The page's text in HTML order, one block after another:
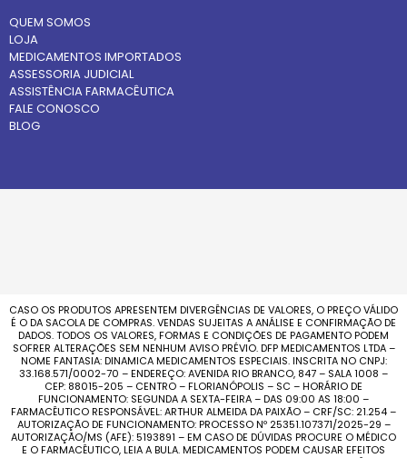
QUEM SOMOS
LOJA
MEDICAMENTOS IMPORTADOS
ASSESSORIA JUDICIAL
ASSISTÊNCIA FARMACÊUTICA
FALE CONOSCO
BLOG
CASO OS PRODUTOS APRESENTEM DIVERGÊNCIAS DE VALORES, O PREÇO VÁLIDO
É O DA SACOLA DE COMPRAS. VENDAS SUJEITAS A ANÁLISE E CONFIRMAÇÃO DE
DADOS. TODOS OS VALORES, FORMAS E CONDIÇÕES DE PAGAMENTO PODEM
SOFRER ALTERAÇÕES SEM NENHUM AVISO PRÉVIO. DFP MEDICAMENTOS LTDA –
NOME FANTASIA: DINAMICA MEDICAMENTOS ESPECIAIS. INSCRITA NO CNPJ:
33.168.571/0002-70 – ENDEREÇO: AVENIDA RIO BRANCO, 847 – SALA 1008 –
CEP: 88015-205 – CENTRO – FLORIANÓPOLIS – SC – HORÁRIO DE
FUNCIONAMENTO: SEGUNDA A SEXTA-FEIRA – DAS 09:00 AS 18:00 –
FARMACÊUTICO RESPONSÁVEL: ARTHUR ALMEIDA DA PAIXÃO – CRF/SC: 21.254 –
AUTORIZAÇÃO DE FUNCIONAMENTO: PROCESSO Nº 25351.107371/2025-29 –
AUTORIZAÇÃO/MS (AFE): 5193891 – EM CASO DE DÚVIDAS PROCURE O MÉDICO
E O FARMACÊUTICO, LEIA A BULA. MEDICAMENTOS PODEM CAUSAR EFEITOS